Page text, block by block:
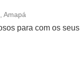
Amapá
para com os seus